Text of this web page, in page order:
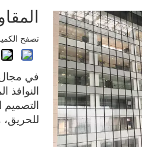
تصفح
في مجال
للحريق،